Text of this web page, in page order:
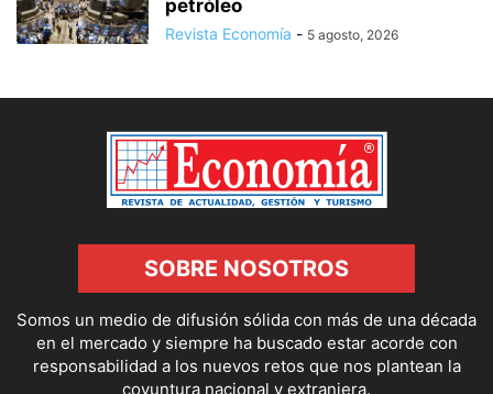
petróleo
Revista Economía - 5 agosto, 2026
SOBRE NOSOTROS
Somos un medio de difusión sólida con más de una década
en el mercado y siempre ha buscado estar acorde con
responsabilidad a los nuevos retos que nos plantean la
coyuntura nacional y extranjera.